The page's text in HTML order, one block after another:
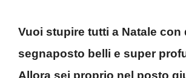
Vuoi stupire tutti a Natale con
segnaposto belli e super
Allora sei proprio nel posto